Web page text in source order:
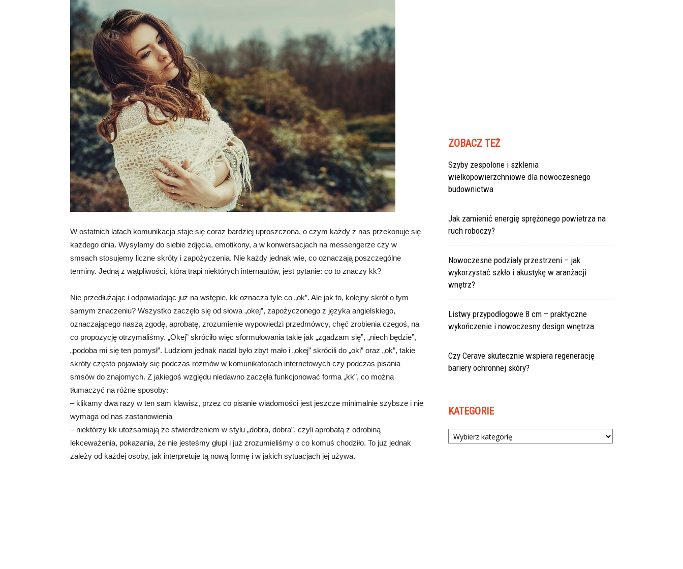
W ostatnich latach komunikacja staje się coraz bardziej uproszczona, o czym każdy z nas przekonuje się
każdego dnia. Wysyłamy do siebie zdjęcia, emotikony, a w konwersacjach na messengerze czy w
smsach stosujemy liczne skróty i zapożyczenia. Nie każdy jednak wie, co oznaczają poszczególne
terminy. Jedną z wątpliwości, która trapi niektórych internautów, jest pytanie: co to znaczy kk?
Nie przedłużając i odpowiadając już na wstępie, kk oznacza tyle co „ok”. Ale jak to, kolejny skrót o tym
samym znaczeniu? Wszystko zaczęło się od słowa „okej”, zapożyczonego z języka angielskiego,
oznaczającego naszą zgodę, aprobatę, zrozumienie wypowiedzi przedmówcy, chęć zrobienia czegoś, na
co propozycję otrzymaliśmy. „Okej” skróciło więc sformułowania takie jak „zgadzam się”, „niech będzie”,
„podoba mi się ten pomysł”. Ludziom jednak nadal było zbyt mało i „okej” skrócili do „oki” oraz „ok”, takie
skróty często pojawiały się podczas rozmów w komunikatorach internetowych czy podczas pisania
smsów do znajomych. Z jakiegoś względu niedawno zaczęła funkcjonować forma „kk”, co można
tłumaczyć na różne sposoby:
– klikamy dwa razy w ten sam klawisz, przez co pisanie wiadomości jest jeszcze minimalnie szybsze i nie
wymaga od nas zastanowienia
– niektórzy kk utożsamiają ze stwierdzeniem w stylu „dobra, dobra”, czyli aprobatą z odrobiną
lekceważenia, pokazania, że nie jesteśmy głupi i już zrozumieliśmy o co komuś chodziło. To już jednak
zależy od każdej osoby, jak interpretuje tą nową formę i w jakich sytuacjach jej używa.
ZOBACZ TEŻ
Szyby zespolone i szklenia
wielkopowierzchniowe dla nowoczesnego
budownictwa
Jak zamienić energię sprężonego powietrza na
ruch roboczy?
Nowoczesne podziały przestrzeni – jak
wykorzystać szkło i akustykę w aranżacji
wnętrz?
Listwy przypodłogowe 8 cm – praktyczne
wykończenie i nowoczesny design wnętrza
Czy Cerave skutecznie wspiera regenerację
bariery ochronnej skóry?
KATEGORIE
Kategorie